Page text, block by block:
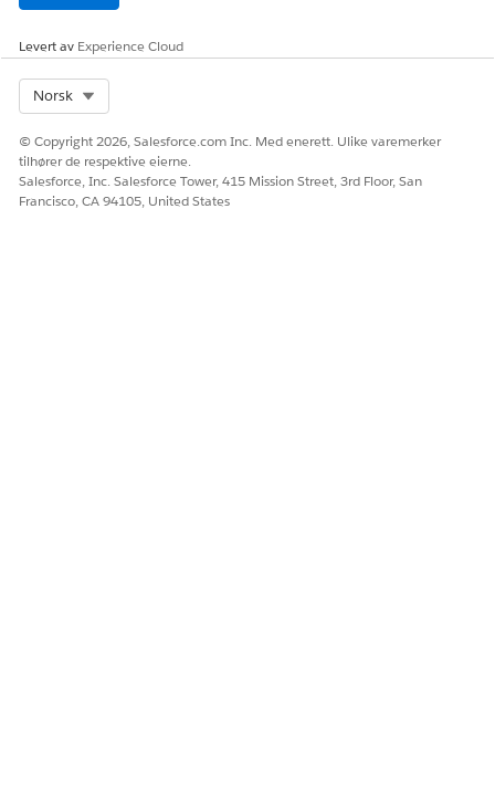
Levert av Experience Cloud
Norsk
© Copyright 2026, Salesforce.com Inc. Med enerett. Ulike varemerker
tilhører de respektive eierne.
Salesforce, Inc. Salesforce Tower, 415 Mission Street, 3rd Floor, San
Francisco, CA 94105, United States